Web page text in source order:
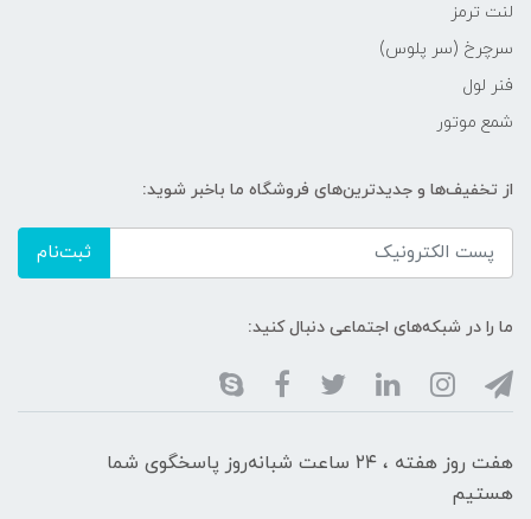
لنت ترمز
سرچرخ (سر پلوس)
فنر لول
شمع موتور
از تخفیف‌ها و جدیدترین‌های فروشگاه ما باخبر شوید:
ثبت‌نام
ما را در شبکه‌های اجتماعی دنبال کنید:
هفت روز هفته ، ۲۴ ساعت شبانه‌روز پاسخگوی شما
هستیم